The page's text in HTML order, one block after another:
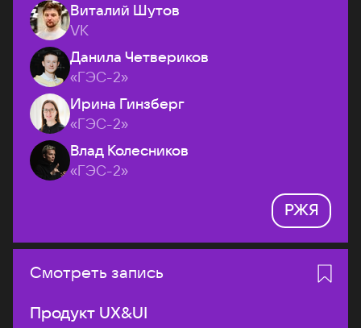
Виталий Шутов
VK
Данила Четвериков
«ГЭС-2»
Ирина Гинзберг
«ГЭС-2»
Влад Колесников
«ГЭС-2»
РЖЯ
Смотреть запись
Продукт UX&UI